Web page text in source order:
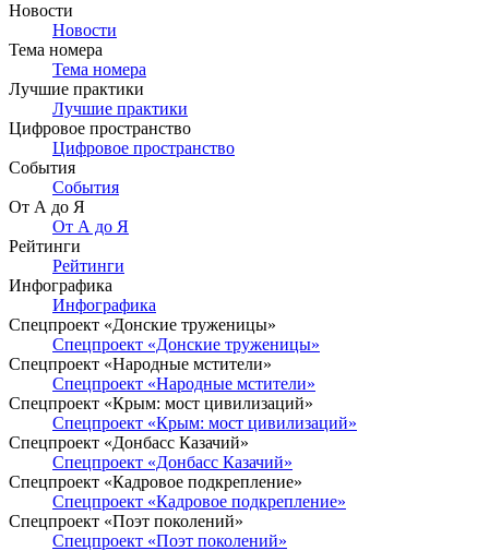
Новости
Новости
Тема номера
Тема номера
Лучшие практики
Лучшие практики
Цифровое пространство
Цифровое пространство
События
События
От А до Я
От А до Я
Рейтинги
Рейтинги
Инфографика
Инфографика
Спецпроект «Донские труженицы»
Спецпроект «Донские труженицы»
Спецпроект «Народные мстители»
Спецпроект «Народные мстители»
Спецпроект «Крым: мост цивилизаций»
Спецпроект «Крым: мост цивилизаций»
Спецпроект «Донбасс Казачий»
Спецпроект «Донбасс Казачий»
Спецпроект «Кадровое подкрепление»
Спецпроект «Кадровое подкрепление»
Спецпроект «Поэт поколений»
Спецпроект «Поэт поколений»